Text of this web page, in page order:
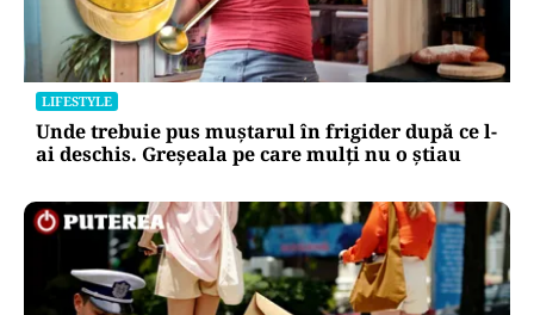
LIFESTYLE
Unde trebuie pus muștarul în frigider după ce l-
ai deschis. Greșeala pe care mulți nu o știau